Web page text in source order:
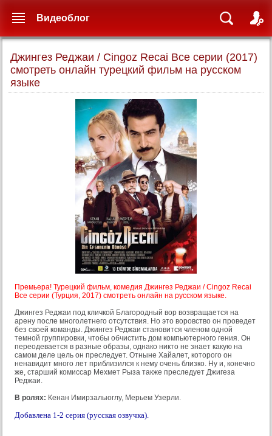
Джингез Реджаи / Cingoz Recai Все серии (2017)
смотреть онлайн турецкий фильм на русском
языке
Премьера! Турецкий фильм, комедия Джингез Реджаи / Cingoz Recai
Все серии (Турция, 2017) смотреть онлайн на русском языке.
Джингез Реджаи под кличкой Благородный вор возвращается на
арену после многолетнего отсутствия. Но это воровство он проведет
без своей команды. Джингез Реджаи становится членом одной
темной группировки, чтобы обчистить дом компьютерного гения. Он
переодевается в разные образы, однако никто не знает какую на
самом деле цель он преследует. Отныне Хайалет, которого он
ненавидит много лет приблизился к нему очень близко. Ну и, конечно
же, старший комиссар Мехмет Рыза также преследует Джигеза
Реджаи.
В ролях: Кенан Имирзалыоглу, Мерьем Узерли.
Добавлена 1-2 серия (русская озвучка).
Видеоблог